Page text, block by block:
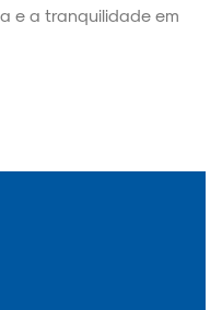
e a tranquilidade em